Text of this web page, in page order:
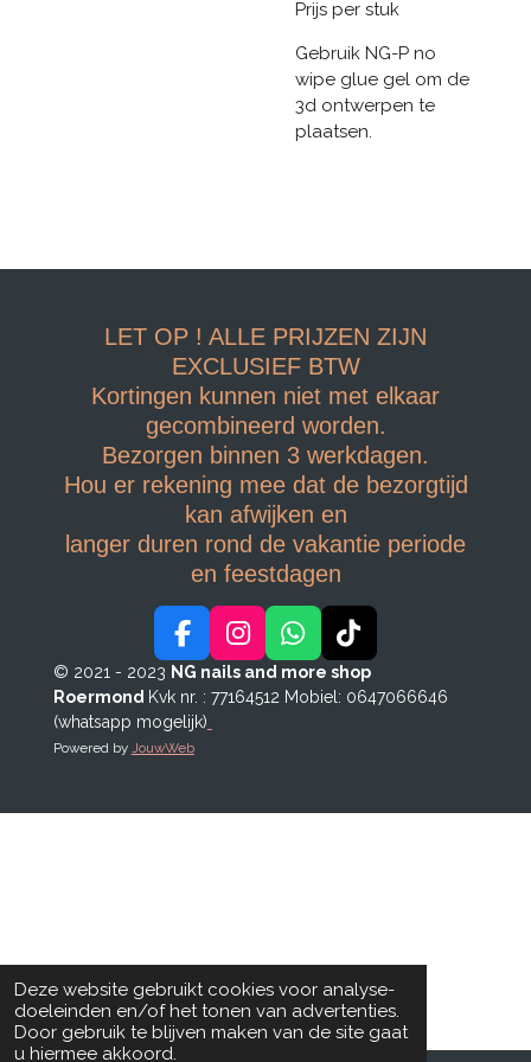
Deze website gebruikt cookies voor analyse-
doeleinden en/of het tonen van advertenties.
Door gebruik te blijven maken van de site gaat
u hiermee akkoord.
Prijs per stuk
Gebruik NG-P no
wipe glue gel om de
3d ontwerpen te
plaatsen.
LET OP ! ALLE PRIJZEN ZIJN
EXCLUSIEF BTW
Kortingen kunnen niet met elkaar
gecombineerd worden.
Bezorgen binnen 3 werkdagen.
Hou er rekening mee dat de bezorgtijd
kan afwijken en
langer duren rond de vakantie periode
en feestdagen
F
a
c
e
b
I
n
s
W
h
a
T
i
k
© 2021 - 2023 NG nails and more shop
Roermond Kvk nr. : 77164512 Mobiel: 0647066646
(whatsapp mogelijk)
Powered by JouwWeb